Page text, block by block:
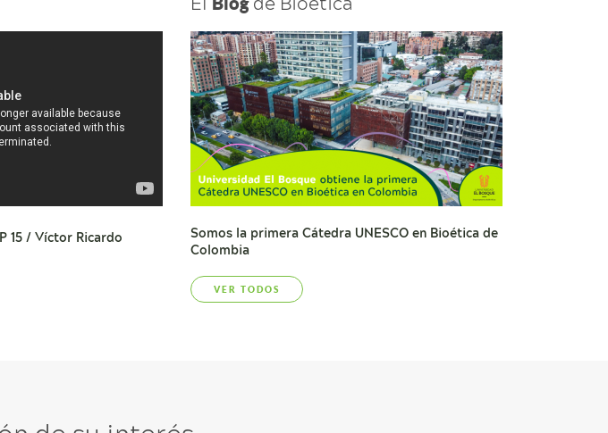
15 / Víctor Ricardo
Somos la primera Cátedra UNESCO en Bioética de
Colombia
VER TODOS